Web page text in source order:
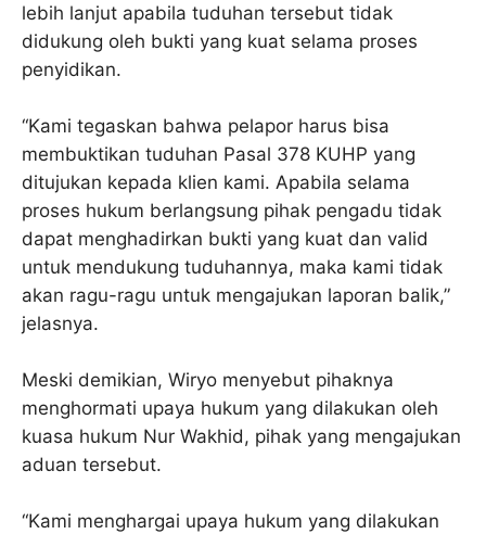
lebih lanjut apabila tuduhan tersebut tidak
didukung oleh bukti yang kuat selama proses
penyidikan.
“Kami tegaskan bahwa pelapor harus bisa
membuktikan tuduhan Pasal 378 KUHP yang
ditujukan kepada klien kami. Apabila selama
proses hukum berlangsung pihak pengadu tidak
dapat menghadirkan bukti yang kuat dan valid
untuk mendukung tuduhannya, maka kami tidak
akan ragu-ragu untuk mengajukan laporan balik,”
jelasnya.
Meski demikian, Wiryo menyebut pihaknya
menghormati upaya hukum yang dilakukan oleh
kuasa hukum Nur Wakhid, pihak yang mengajukan
aduan tersebut.
“Kami menghargai upaya hukum yang dilakukan